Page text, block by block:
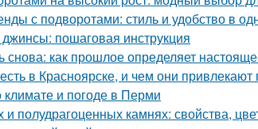
с подворотами: стиль и удобство в
пошаговая инструкция
снова: как прошлое определяет
в Красноярске, и чем они привлекают
и погоде в Перми
полудрагоценных камнях: свойства,